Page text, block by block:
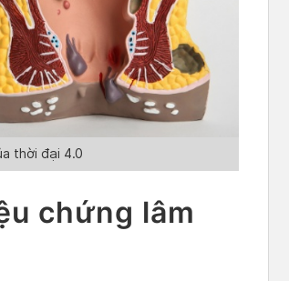
thời đại 4.0
chứng lâm